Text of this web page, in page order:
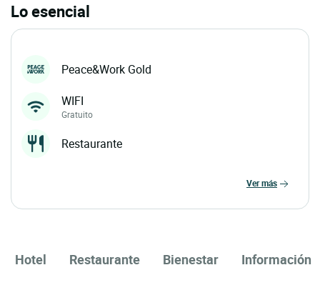
Lo esencial
Peace&Work Gold
WIFI
Gratuito
Restaurante
ver más
Hotel Restaurante Bienestar Información